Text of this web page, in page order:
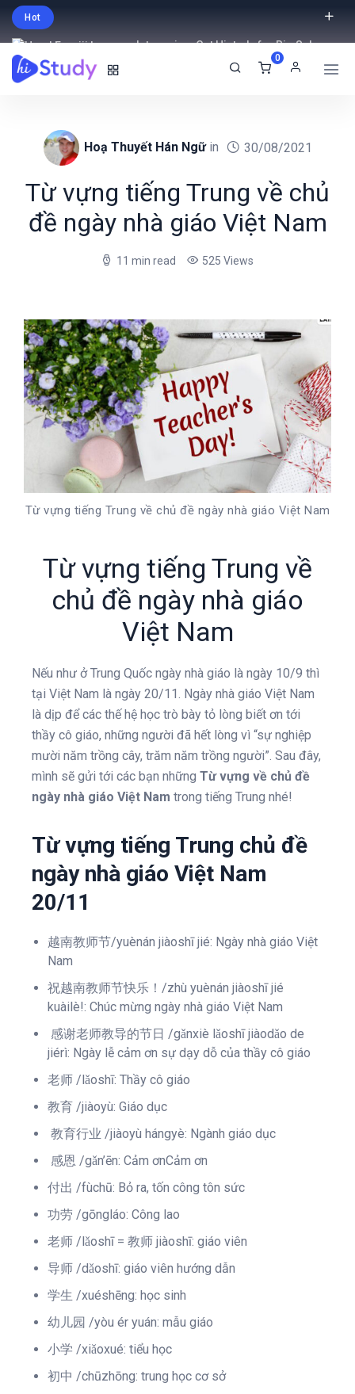
Hot
Intro price. Get Histudy for Big Sale
-95% off.
0
Hoạ Thuyết Hán Ngữin 30/08/2021
Từ vựng tiếng Trung về chủ
đề ngày nhà giáo Việt Nam
11 min read 525 Views
Từ vựng tiếng Trung về chủ đề ngày nhà giáo Việt Nam
Từ vựng tiếng Trung về
chủ đề ngày nhà giáo
Việt Nam
Nếu như ở Trung Quốc ngày nhà giáo là ngày 10/9 thì
tại Việt Nam là ngày 20/11. Ngày nhà giáo Việt Nam
là dịp để các thế hệ học trò bày tỏ lòng biết ơn tới
thầy cô giáo, những người đã hết lòng vì “sự nghiệp
mười năm trồng cây, trăm năm trồng người”. Sau đây,
mình sẽ gửi tới các bạn những Từ vựng về chủ đề
ngày nhà giáo Việt Nam trong tiếng Trung nhé!
Từ vựng tiếng Trung chủ đề
ngày nhà giáo Việt Nam
20/11
越南教师节/yuènán jiàoshī jié: Ngày nhà giáo Việt
Nam
祝越南教师节快乐！/zhù yuènán jiàoshī jié
kuàilè!: Chúc mừng ngày nhà giáo Việt Nam
感谢老师教导的节日 /gǎnxiè lǎoshī jiàodǎo de
jiérì: Ngày lễ cảm ơn sự dạy dỗ của thầy cô giáo
老师 /lǎoshī: Thầy cô giáo
教育 /jiàoyù: Giáo dục
教育行业 /jiàoyù hángyè: Ngành giáo dục
感恩 /gǎn’ēn: Cảm ơnCảm ơn
付出 /fùchū: Bỏ ra, tốn công tôn sức
功劳 /gōngláo: Công lao
老师 /lǎoshī = 教师 jiàoshī: giáo viên
导师 /dǎoshī: giáo viên hướng dẫn
学生 /xuéshēng: học sinh
幼儿园 /yòu ér yuán: mẫu giáo
小学 /xiǎoxué: tiểu học
初中 /chūzhōng: trung học cơ sở